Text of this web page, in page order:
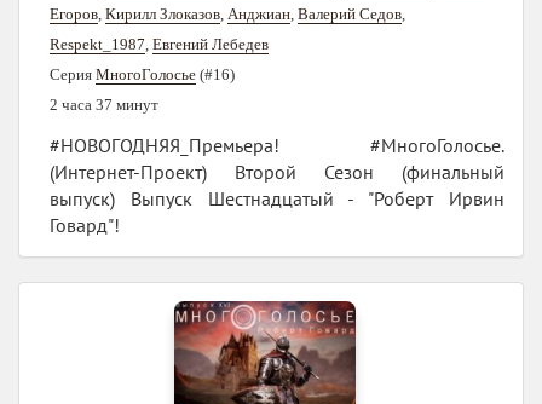
Егоров, Кирилл Злоказов, Анджиан, Валерий Седов,
Respekt_1987, Евгений Лебедев
Серия МногоГолосье (#16)
2 часа 37 минут
#НОВОГОДНЯЯ_Премьера! #МногоГолосье.
(Интернет-Проект) Второй Сезон (финальный
выпуск) Выпуск Шестнадцатый - "Роберт Ирвин
Говард"!